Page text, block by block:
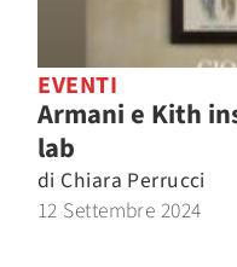
EVENTI
Armani e Kith
lab
di Chiara Perrucci
12 Settembre 2024